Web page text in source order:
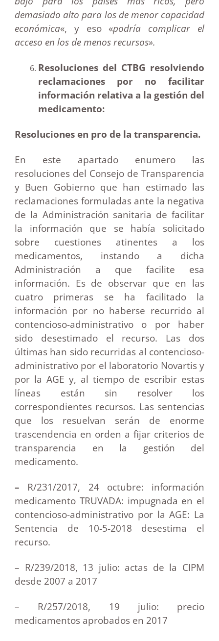
demasiado alto para los de menor capacidad
económica«, y eso «podría complicar el
acceso en los de menos recursos».
Resoluciones del CTBG resolviendo
reclamaciones por no facilitar
información relativa a la gestión del
medicamento:
Resoluciones en pro de la transparencia.
En este apartado enumero las
resoluciones del Consejo de Transparencia
y Buen Gobierno que han estimado las
reclamaciones formuladas ante la negativa
de la Administración sanitaria de facilitar
la información que se había solicitado
sobre cuestiones atinentes a los
medicamentos, instando a dicha
Administración a que facilite esa
información. Es de observar que en las
cuatro primeras se ha facilitado la
información por no haberse recurrido al
contencioso-administrativo o por haber
sido desestimado el recurso. Las dos
últimas han sido recurridas al contencioso-
administrativo por el laboratorio Novartis y
por la AGE y, al tiempo de escribir estas
líneas están sin resolver los
correspondientes recursos. Las sentencias
que los resuelvan serán de enorme
trascendencia en orden a fijar criterios de
transparencia en la gestión del
medicamento.
– R/231/2017, 24 octubre: información
medicamento TRUVADA: impugnada en el
contencioso-administrativo por la AGE: La
Sentencia de 10-5-2018 desestima el
recurso.
– R/239/2018, 13 julio: actas de la CIPM
desde 2007 a 2017
– R/257/2018, 19 julio: precio
medicamentos aprobados en 2017